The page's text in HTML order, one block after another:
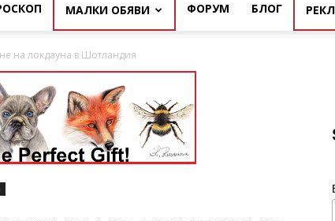
МАЛКИ ОБЯВИ ФОРУМ БЛОГ
на локдауна в Шотландия